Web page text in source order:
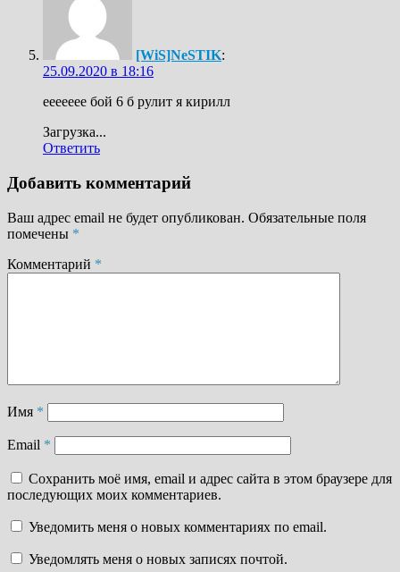
[WiS]NeSTIK:
25.09.2020 в 18:16
еееееее бой 6 б рулит я кирилл
Загрузка...
Ответить
Добавить комментарий
Ваш адрес email не будет опубликован. Обязательные поля
помечены *
Комментарий *
Имя *
Email *
Сохранить моё имя, email и адрес сайта в этом браузере для
последующих моих комментариев.
Уведомить меня о новых комментариях по email.
Уведомлять меня о новых записях почтой.